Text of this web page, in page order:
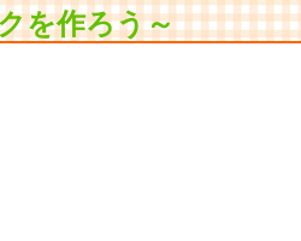
を作ろう～